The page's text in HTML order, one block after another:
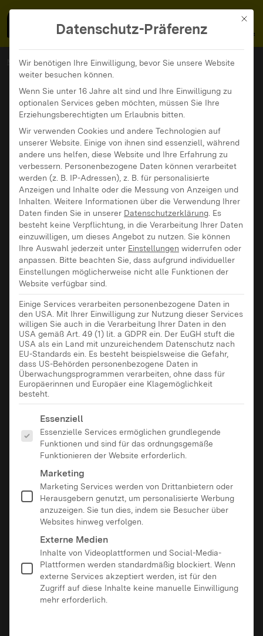
MENÜ
MedienFokus BW ...
News und Beiträge
„Delete Me“: Wie kann ich meine Daten aus dem Internet löschen?
Mit
Datenschutz-Präferenz
Wir benötigen Ihre Einwilligung, bevor Sie unsere Website
weiter besuchen können.
Wenn Sie unter 16 Jahre alt sind und Ihre Einwilligung zu
optionalen Services geben möchten, müssen Sie Ihre
Erziehungsberechtigten um Erlaubnis bitten.
Wir verwenden Cookies und andere Technologien auf
unserer Website. Einige von ihnen sind essenziell, während
andere uns helfen, diese Website und Ihre Erfahrung zu
verbessern. Personenbezogene Daten können verarbeitet
werden (z. B. IP-Adressen), z. B. für personalisierte
Anzeigen und Inhalte oder die Messung von Anzeigen und
Inhalten. Weitere Informationen über die Verwendung Ihrer
Daten finden Sie in unserer Datenschutzerklärung Es
besteht keine Verpflichtung, in die Verarbeitung Ihrer Daten
einzuwilligen, um dieses Angebot zu nutzen. Sie können
Ihre Auswahl jederzeit unter Einstellungen widerrufen oder
anpassen. Bitte beachten Sie, dass aufgrund individueller
Einstellungen möglicherweise nicht alle Funktionen der
Website verfügbar sind.
Einige Services verarbeiten personenbezogene Daten in
den USA. Mit Ihrer Einwilligung zur Nutzung dieser Services
willigen Sie auch in die Verarbeitung Ihrer Daten in den
USA gemäß Art. 49 (1) lit. a GDPR ein. Der EuGH stuft die
USA als ein Land mit unzureichendem Datenschutz nach
EU-Standards ein. Es besteht beispielsweise die Gefahr,
dass US-Behörden personenbezogene Daten in
Überwachungsprogrammen verarbeiten, ohne dass für
Europäerinnen und Europäer eine Klagemöglichkeit
besteht.
Es folgt eine Liste der Service-Gruppen, für die eine
Essenziell
Essenzielle Services ermöglichen grundlegende
Funktionen und sind für das ordnungsgemäße
Funktionieren der Website erforderlich.
Marketing
Marketing Services werden von Drittanbietern oder
Herausgebern genutzt, um personalisierte Werbung
anzuzeigen. Sie tun dies, indem sie Besucher über
Websites hinweg verfolgen.
Externe Medien
Inhalte von Videoplattformen und Social-Media-
Plattformen werden standardmäßig blockiert. Wenn
externe Services akzeptiert werden, ist für den
Zugriff auf diese Inhalte keine manuelle Einwilligung
mehr erforderlich.